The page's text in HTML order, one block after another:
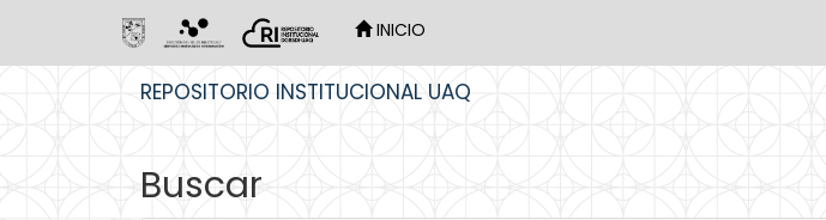
INICIO
REPOSITORIO INSTITUCIONAL UAQ
Buscar